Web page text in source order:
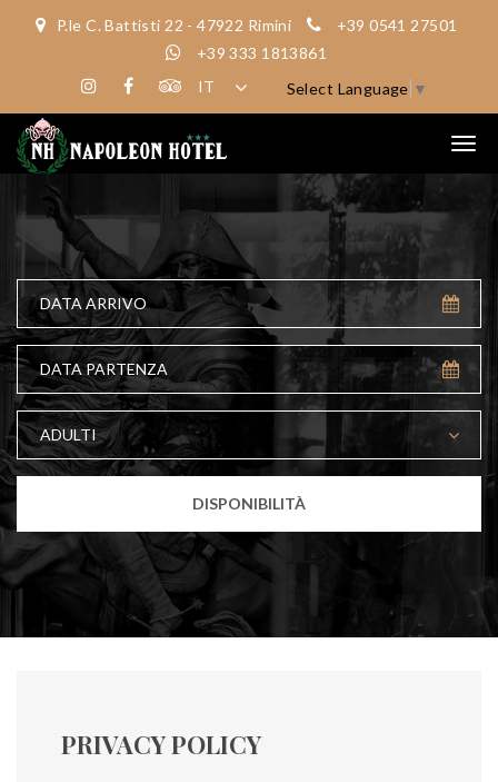
P.le C. Battisti 22 - 47922 Rimini
+39 0541 27501
+39 333 1813861
Select Language ▼
DISPONIBILITÀ
PRIVACY POLICY